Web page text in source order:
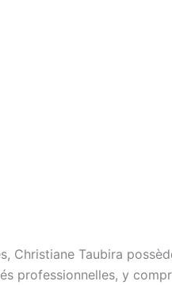
Christiane Taubira
professionnelles, y